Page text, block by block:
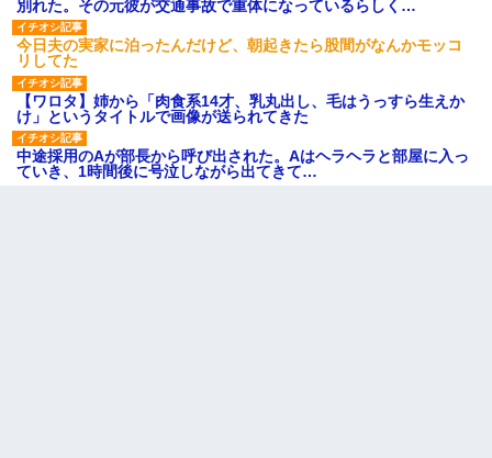
別れた。その元彼が交通事故で重体になっているらしく…
今日夫の実家に泊ったんだけど、朝起きたら股間がなんかモッコ
リしてた
【ワロタ】姉から「肉食系14才、乳丸出し、毛はうっすら生えか
け」というタイトルで画像が送られてきた
中途採用のAが部長から呼び出された。Aはヘラヘラと部屋に入っ
ていき、1時間後に号泣しながら出てきて…